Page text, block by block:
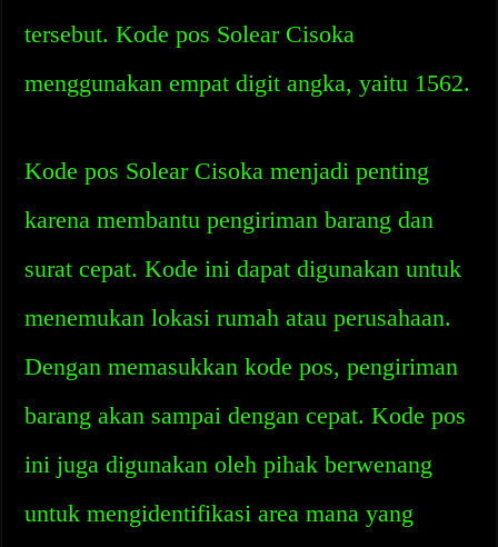
tersebut. Kode pos Solear Cisoka
menggunakan empat digit angka, yaitu 1562.
Kode pos Solear Cisoka menjadi penting
karena membantu pengiriman barang dan
surat cepat. Kode ini dapat digunakan untuk
menemukan lokasi rumah atau perusahaan.
Dengan memasukkan kode pos, pengiriman
barang akan sampai dengan cepat. Kode pos
ini juga digunakan oleh pihak berwenang
untuk mengidentifikasi area mana yang